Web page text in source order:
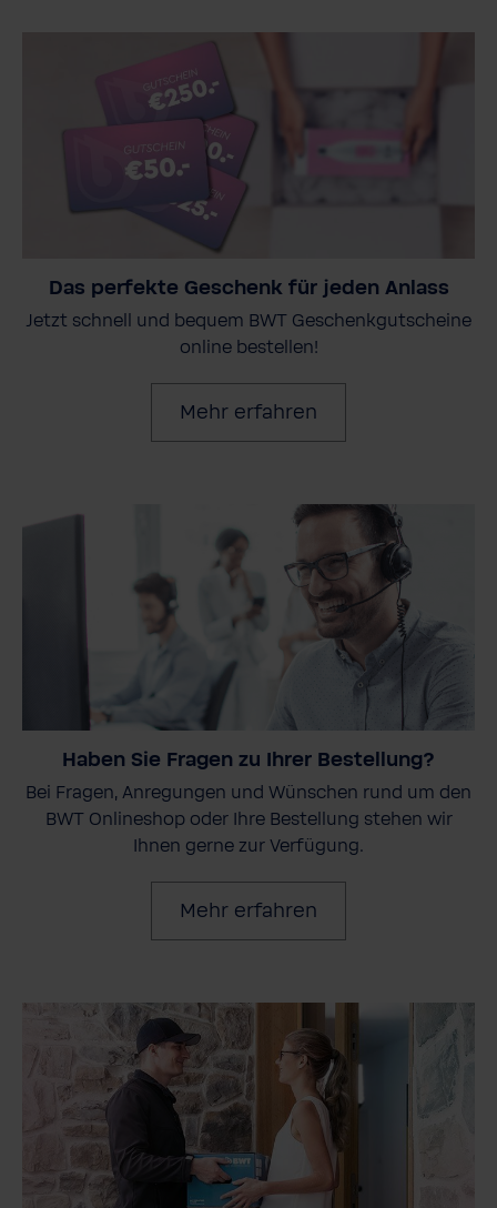
Das perfekte Geschenk für jeden Anlass
Jetzt schnell und bequem BWT Geschenkgutscheine
online bestellen!
Mehr erfahren
Haben Sie Fragen zu Ihrer Bestellung?
Bei Fragen, Anregungen und Wünschen rund um den
BWT Onlineshop oder Ihre Bestellung stehen wir
Ihnen gerne zur Verfügung.
Mehr erfahren